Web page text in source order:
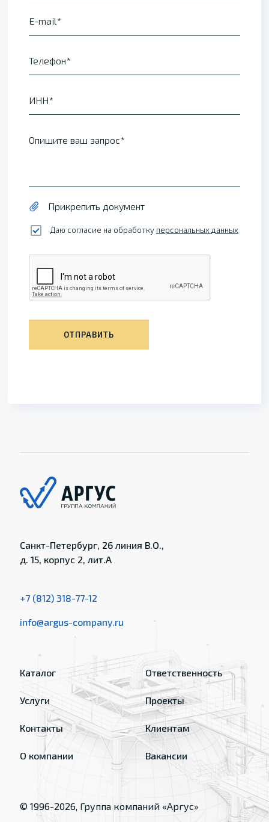
E-mail
Телефон
ИНН
Опишите ваш запрос
Прикрепить документ
Даю согласие на обработку персональных данных
ОТПРАВИТЬ
Санкт-Петербург, 26 линия В.О.,
д. 15, корпус 2, лит.А
+7 (812) 318-77-12
info@argus-company.ru
Каталог
Услуги
Контакты
О компании
Ответственность
Проекты
Клиентам
Вакансии
© 1996-2026, Группа компаний «Аргус»